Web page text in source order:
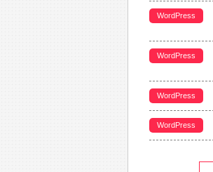
WordPress
WordPress
WordPress
WordPress